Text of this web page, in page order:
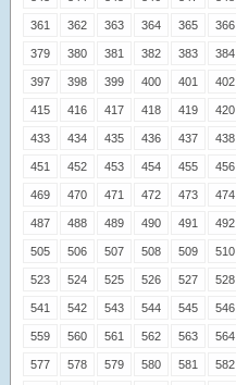
361 362 363 364 365 366
379 380 381 382 383 384
397 398 399 400 401 402
415 416 417 418 419 420
433 434 435 436 437 438
451 452 453 454 455 456
469 470 471 472 473 474
487 488 489 490 491 492
505 506 507 508 509 510
523 524 525 526 527 528
541 542 543 544 545 546
559 560 561 562 563 564
577 578 579 580 581 582